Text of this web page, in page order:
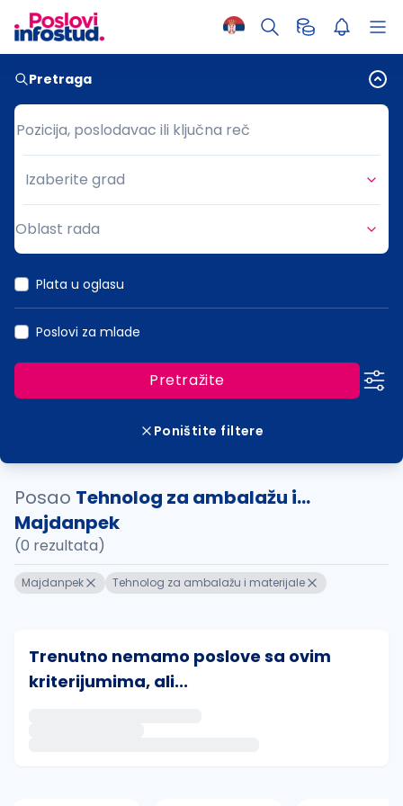
Pretraga
Pozicija, poslodavac ili ključna reč
Pozicija, poslodavac ili ključna reč
Grad
Izaberite grad
Oblast rada
Plata u oglasu
Poslovi za mlade
Pretražite
Poništite filtere
Posao Tehnolog za ambalažu i...
Majdanpek
(0 rezultata)
Majdanpek Tehnolog za ambalažu i materijale
Trenutno nemamo poslove sa ovim
kriterijumima, ali...